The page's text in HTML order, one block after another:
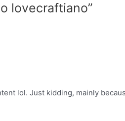
lovecraftiano”
lol. Just kidding, mainly